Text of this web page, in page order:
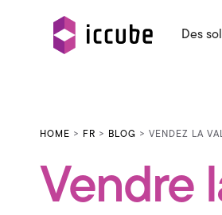
Des
HOME > FR > BLOG > VENDEZ LA
Vendre